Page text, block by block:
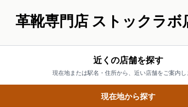
革靴専門店 ストックラボ
近くの店舗を探す
現在地または駅名・住所から、近い店舗をご案内し
現在地から探す